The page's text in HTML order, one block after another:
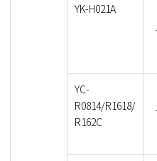
YK-H021A
YC-
R0814/R1618/
R162C